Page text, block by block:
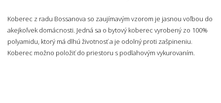
Koberec z radu Bossanova so zaujímavým vzorom je jasnou voľbou do
akejkoľvek domácnosti. Jedná sa o bytový koberec vyrobený zo 100%
polyamidu, ktorý má dlhú životnosť a je odolný proti zašpineniu.
Koberec možno položiť do priestoru s podlahovým vykurovaním.